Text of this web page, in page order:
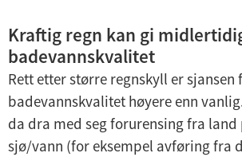
Kraftig regn kan gi
badevannskvalitet
Rett etter større regnskyll er
badevannskvalitet høyere enn
da dra med seg forurensing fra land
sjø/vann (for eksempel avføring fra